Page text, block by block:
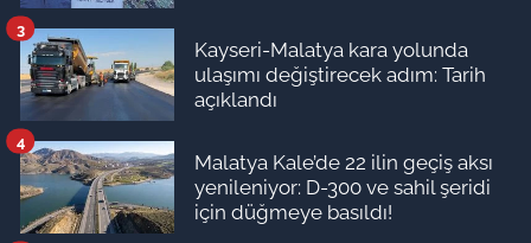
Kayseri-Malatya kara yolunda
ulaşımı değiştirecek adım: Tarih
açıklandı
3
Malatya Kale’de 22 ilin geçiş aksı
yenileniyor: D-300 ve sahil şeridi
için düğmeye basıldı!
4